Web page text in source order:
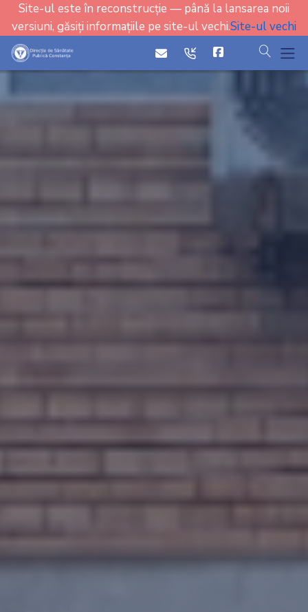
Site-ul este în reconstrucție — până la lansarea noii
versiuni, găsiți informațiile pe site-ul vechi.Site-ul vechi
iconicon cauta